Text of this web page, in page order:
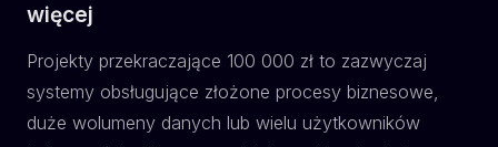
więcej
Projekty przekraczające 100 000 zł to zazwyczaj
systemy obsługujące złożone procesy biznesowe,
duże wolumeny danych lub wielu użytkowników